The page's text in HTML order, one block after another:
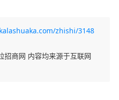
zhishi/3148
招商网 内容均来源于互联网